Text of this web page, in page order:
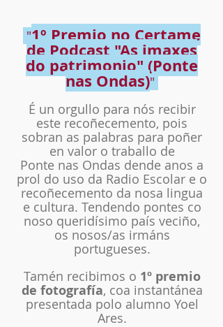
"1º Premio no Certame
de Podcast "As imaxes
do patrimonio" (Ponte
nas Ondas)"
É un orgullo para nós recibir
este recoñecemento, pois
sobran as palabras para poñer
en valor o traballo de
Ponte nas Ondas dende anos a
prol do uso da Radio Escolar e o
recoñecemento da nosa lingua
e cultura. Tendendo pontes co
noso queridísimo país veciño,
os nosos/as irmáns
portugueses.
Tamén recibimos o 1º premio
de fotografía, coa instantánea
presentada polo alumno Yoel
Ares.